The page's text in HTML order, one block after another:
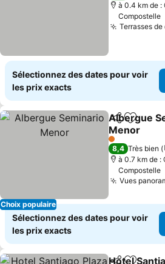
à 0.4 km de :
Compostelle
Terrasses
Sélectionnez des dates pour voir
les prix exacts
Choix populaire
PartagerAjouter
Albergue
Menor
1 Étoiles
8,4 Très bien
à 0.7 km de :
Compostelle
Vues
Sélectionnez des dates pour voir
les prix exacts
Hotel